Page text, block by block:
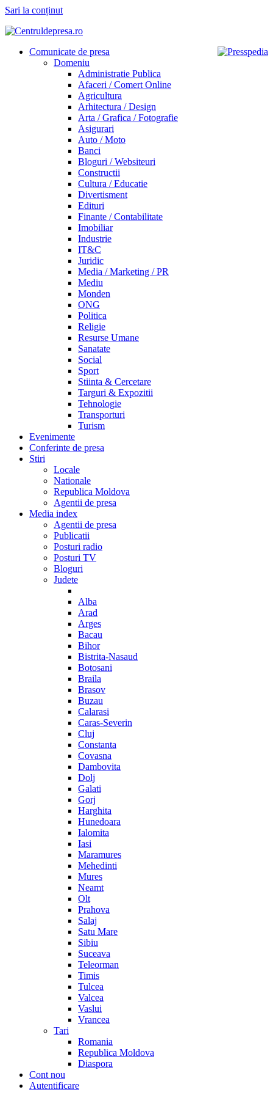
Sari la conținut
Comunicate de presa
Domeniu
Administratie Publica
Afaceri / Comert Online
Agricultura
Arhitectura / Design
Arta / Grafica / Fotografie
Asigurari
Auto / Moto
Banci
Bloguri / Websiteuri
Constructii
Cultura / Educatie
Divertisment
Edituri
Finante / Contabilitate
Imobiliar
Industrie
IT&C
Juridic
Media / Marketing / PR
Mediu
Monden
ONG
Politica
Religie
Resurse Umane
Sanatate
Social
Sport
Stiinta & Cercetare
Targuri & Expozitii
Tehnologie
Transporturi
Turism
Evenimente
Conferinte de presa
Stiri
Locale
Nationale
Republica Moldova
Agentii de presa
Media index
Agentii de presa
Publicatii
Posturi radio
Posturi TV
Bloguri
Judete
Alba
Arad
Arges
Bacau
Bihor
Bistrita-Nasaud
Botosani
Braila
Brasov
Buzau
Calarasi
Caras-Severin
Cluj
Constanta
Covasna
Dambovita
Dolj
Galati
Gorj
Harghita
Hunedoara
Ialomita
Iasi
Maramures
Mehedinti
Mures
Neamt
Olt
Prahova
Salaj
Satu Mare
Sibiu
Suceava
Teleorman
Timis
Tulcea
Valcea
Vaslui
Vrancea
Tari
Romania
Republica Moldova
Diaspora
Cont nou
Autentificare